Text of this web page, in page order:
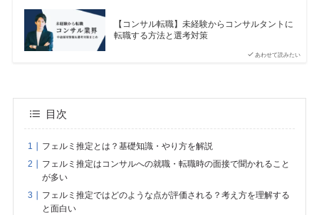
あわせて読みたい
【コンサル転職】未経験からコンサルタントに
転職する方法と選考対策
目次
フェルミ推定とは？基礎知識・やり方を解説
フェルミ推定はコンサルへの就職・転職時の面接で聞かれること
が多い
フェルミ推定ではどのような点が評価される？考え方を理解する
と面白い